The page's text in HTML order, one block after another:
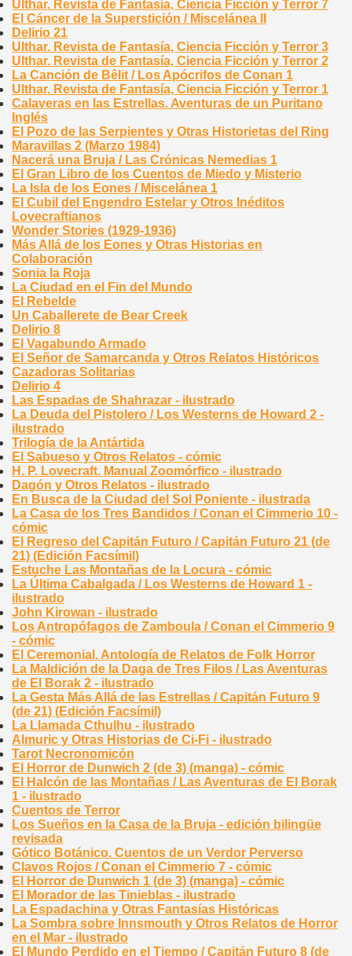
Ulthar. Revista de Fantasía, Ciencia Ficción y Terror 7
El Cáncer de la Superstición / Miscelánea II
Delirio 21
Ulthar. Revista de Fantasía, Ciencia Ficción y Terror 3
Ulthar. Revista de Fantasía, Ciencia Ficción y Terror 2
La Canción de Bêlit / Los Apócrifos de Conan 1
Ulthar. Revista de Fantasía, Ciencia Ficción y Terror 1
Calaveras en las Estrellas. Aventuras de un Puritano
Inglés
El Pozo de las Serpientes y Otras Historietas del Ring
Maravillas 2 (Marzo 1984)
Nacerá una Bruja / Las Crónicas Nemedias 1
El Gran Libro de los Cuentos de Miedo y Misterio
La Isla de los Eones / Miscelánea 1
El Cubil del Engendro Estelar y Otros Inéditos
Lovecraftianos
Wonder Stories (1929-1936)
Más Allá de los Eones y Otras Historias en
Colaboración
Sonia la Roja
La Ciudad en el Fin del Mundo
El Rebelde
Un Caballerete de Bear Creek
Delirio 8
El Vagabundo Armado
El Señor de Samarcanda y Otros Relatos Históricos
Cazadoras Solitarias
Delirio 4
Las Espadas de Shahrazar - ilustrado
La Deuda del Pistolero / Los Westerns de Howard 2 -
ilustrado
Trilogía de la Antártida
El Sabueso y Otros Relatos - cómic
H. P. Lovecraft. Manual Zoomórfico - ilustrado
Dagón y Otros Relatos - ilustrado
En Busca de la Ciudad del Sol Poniente - ilustrada
La Casa de los Tres Bandidos / Conan el Cimmerio 10 -
cómic
El Regreso del Capitán Futuro / Capitán Futuro 21 (de
21) (Edición Facsímil)
Estuche Las Montañas de la Locura - cómic
La Última Cabalgada / Los Westerns de Howard 1 -
ilustrado
John Kirowan - ilustrado
Los Antropófagos de Zamboula / Conan el Cimmerio 9
- cómic
El Ceremonial. Antología de Relatos de Folk Horror
La Maldición de la Daga de Tres Filos / Las Aventuras
de El Borak 2 - ilustrado
La Gesta Más Allá de las Estrellas / Capitán Futuro 9
(de 21) (Edición Facsímil)
La Llamada Cthulhu - ilustrado
Almuric y Otras Historias de Ci-Fi - ilustrado
Tarot Necronomicón
El Horror de Dunwich 2 (de 3) (manga) - cómic
El Halcón de las Montañas / Las Aventuras de El Borak
1 - ilustrado
Cuentos de Terror
Los Sueños en la Casa de la Bruja - edición bilingüe
revisada
Gótico Botánico. Cuentos de un Verdor Perverso
Clavos Rojos / Conan el Cimmerio 7 - cómic
El Horror de Dunwich 1 (de 3) (manga) - cómic
El Morador de las Tinieblas - ilustrado
La Espadachina y Otras Fantasías Históricas
La Sombra sobre Innsmouth y Otros Relatos de Horror
en el Mar - ilustrado
El Mundo Perdido en el Tiempo / Capitán Futuro 8 (de